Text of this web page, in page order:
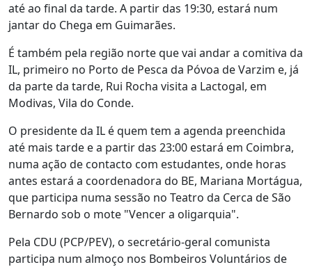
até ao final da tarde. A partir das 19:30, estará num
jantar do Chega em Guimarães.
É também pela região norte que vai andar a comitiva da
IL, primeiro no Porto de Pesca da Póvoa de Varzim e, já
da parte da tarde, Rui Rocha visita a Lactogal, em
Modivas, Vila do Conde.
O presidente da IL é quem tem a agenda preenchida
até mais tarde e a partir das 23:00 estará em Coimbra,
numa ação de contacto com estudantes, onde horas
antes estará a coordenadora do BE, Mariana Mortágua,
que participa numa sessão no Teatro da Cerca de São
Bernardo sob o mote "Vencer a oligarquia".
Pela CDU (PCP/PEV), o secretário-geral comunista
participa num almoço nos Bombeiros Voluntários de